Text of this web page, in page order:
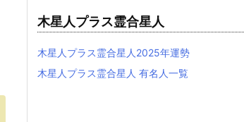
木星人プラス霊合星人
木星人プラス霊合星人2025年運勢
木星人プラス霊合星人 有名人一覧